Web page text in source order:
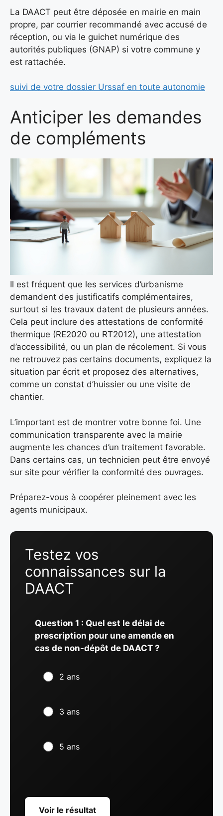
La DAACT peut être déposée en mairie en main
propre, par courrier recommandé avec accusé de
réception, ou via le guichet numérique des
autorités publiques (GNAP) si votre commune y
est rattachée.
suivi de votre dossier Urssaf en toute autonomie
Anticiper les demandes
de compléments
Il est fréquent que les services d’urbanisme
demandent des justificatifs complémentaires,
surtout si les travaux datent de plusieurs années.
Cela peut inclure des attestations de conformité
thermique (RE2020 ou RT2012), une attestation
d’accessibilité, ou un plan de récolement. Si vous
ne retrouvez pas certains documents, expliquez la
situation par écrit et proposez des alternatives,
comme un constat d’huissier ou une visite de
chantier.
L’important est de montrer votre bonne foi. Une
communication transparente avec la mairie
augmente les chances d’un traitement favorable.
Dans certains cas, un technicien peut être envoyé
sur site pour vérifier la conformité des ouvrages.
Préparez-vous à coopérer pleinement avec les
agents municipaux.
Testez vos
connaissances sur la
DAACT
Question 1 : Quel est le délai de
prescription pour une amende en
cas de non-dépôt de DAACT ?
2 ans
3 ans
5 ans
Voir le résultat